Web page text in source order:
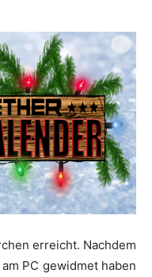
erreicht. Nachdem
PC gewidmet haben